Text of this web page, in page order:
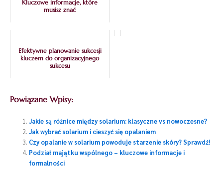
Kluczowe informacje, które
musisz znać
Efektywne planowanie sukcesji
kluczem do organizacyjnego
sukcesu
Powiązane Wpisy:
Jakie są różnice między solarium: klasyczne vs nowoczesne?
Jak wybrać solarium i cieszyć się opalaniem
Czy opalanie w solarium powoduje starzenie skóry? Sprawdź!
Podział majątku wspólnego – kluczowe informacje i
formalności